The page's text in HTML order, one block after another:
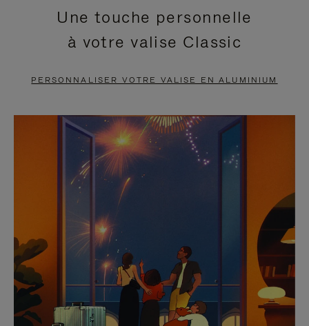
EN
PAUSE,
APPUYEZ
POUR
METTRE
PAUSE
VIDÉO
EST
DÉSACTIVÉ.
CLIQUER
POUR
RÉACTIVER
LE
SON
Une touche personnelle
à votre valise Classic
PERSONNALISER VOTRE VALISE EN ALUMINIUM